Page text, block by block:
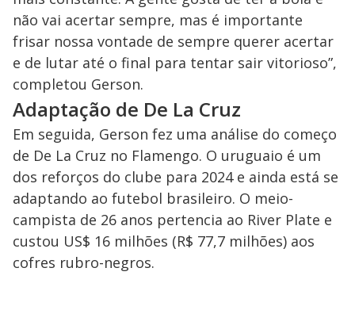
não vai acertar sempre, mas é importante
frisar nossa vontade de sempre querer acertar
e de lutar até o final para tentar sair vitorioso”,
completou Gerson.
Adaptação de De La Cruz
Em seguida, Gerson fez uma análise do começo
de De La Cruz no Flamengo. O uruguaio é um
dos reforços do clube para 2024 e ainda está se
adaptando ao futebol brasileiro. O meio-
campista de 26 anos pertencia ao River Plate e
custou US$ 16 milhões (R$ 77,7 milhões) aos
cofres rubro-negros.